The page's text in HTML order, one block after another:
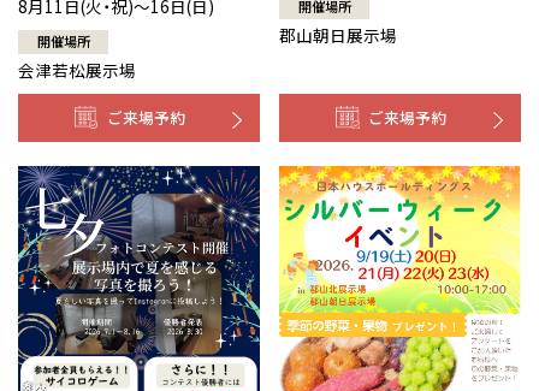
8月11日(火・祝)～16日(日)
開催場所
会津若松展示場
ご来場予約
開催場所
郡山朝日展示場
ご来場予約